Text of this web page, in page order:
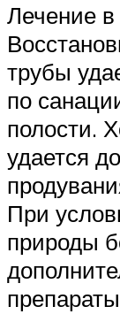
Лечение в
трубы
по
полости.
удается
При
природы